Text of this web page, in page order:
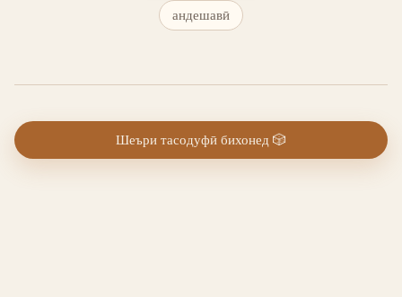
андешавӣ
Шеъри тасодуфӣ бихонед 🎲